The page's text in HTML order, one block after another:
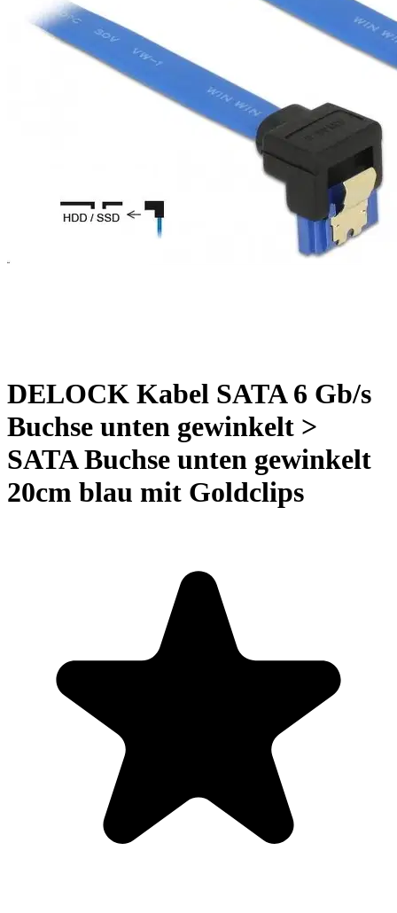
DELOCK Kabel SATA 6 Gb/s
Buchse unten gewinkelt >
SATA Buchse unten gewinkelt
20cm blau mit Goldclips